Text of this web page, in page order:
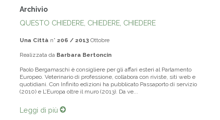
Archivio
QUESTO CHIEDERE, CHIEDERE, CHIEDERE
Una Città n° 206 / 2013 Ottobre
Realizzata da Barbara Bertoncin
Paolo Bergamaschi è consigliere per gli affari esteri al Parlamento
Europeo. Veterinario di professione, collabora con riviste, siti web e
quotidiani. Con Infinito edizioni ha pubblicato Passaporto di servizio
(2010) e L’Europa oltre il muro (2013). Da ve...
Leggi di più